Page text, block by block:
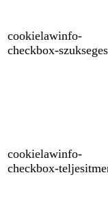
cookielawinfo-
checkbox-szukseges
cookielawinfo-
checkbox-